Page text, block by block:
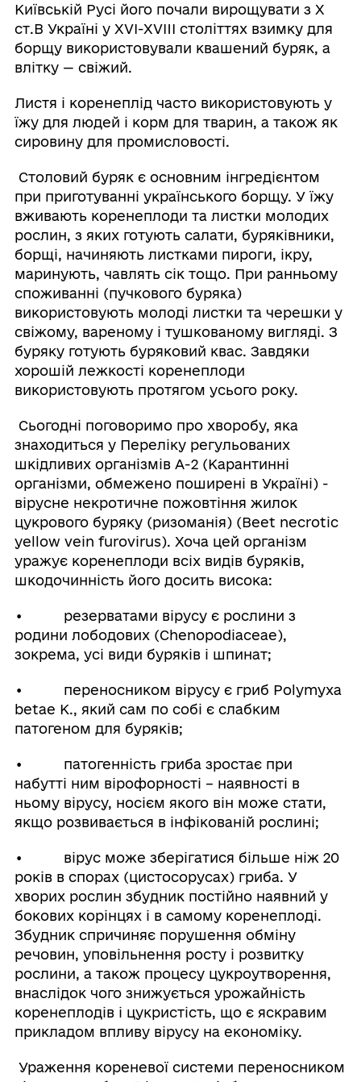
Київській Русі його почали вирощувати з X
ст.В Україні у XVI-XVIII століттях взимку для
борщу використовували квашений буряк, а
влітку — свіжий.
Листя і коренеплід часто використовують у
їжу для людей і корм для тварин, а також як
сировину для промисловості.
Столовий буряк є основним інгредієнтом
при приготуванні українського борщу. У їжу
вживають коренеплоди та листки молодих
рослин, з яких готують салати, буряківники,
борщі, начиняють листками пироги, ікру,
маринують, чавлять сік тощо. При ранньому
споживанні (пучкового буряка)
використовують молоді листки та черешки у
свіжому, вареному і тушкованому вигляді. З
буряку готують буряковий квас. Завдяки
хорошій лежкості коренеплоди
використовують протягом усього року.
Сьогодні поговоримо про хворобу, яка
знаходиться у Переліку регульованих
шкідливих організмів А-2 (Карантинні
організми, обмежено поширені в Україні) -
вірусне некротичне пожовтіння жилок
цукрового буряку (ризоманія) (Beet necrotic
yellow vein furovirus). Хоча цей організм
уражує коренеплоди всіх видів буряків,
шкодочинність його досить висока:
• резерватами вірусу є рослини з
родини лободових (Chenopodiaceae),
зокрема, усі види буряків і шпинат;
• переносником вірусу є гриб Роlуmyxa
betae К., який сам по собі є слабким
патогеном для буряків;
• патогенність гриба зростає при
набутті ним вірофорності – наявності в
ньому вірусу, носієм якого він може стати,
якщо розвивається в інфікованій рослині;
• вірус може зберігатися більше ніж 20
років в спорах (цистосорусах) гриба. У
хворих рослин збудник постійно наявний у
бокових корінцях і в самому коренеплоді.
Збудник спричиняє порушення обміну
речовин, уповільнення росту і розвитку
рослини, а також процесу цукроутворення,
внаслідок чого знижується урожайність
коренеплодів і цукристість, що є яскравим
прикладом впливу вірусу на економіку.
Ураження кореневої системи переносником